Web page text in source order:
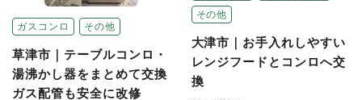
ガスコンロ その他
草津市｜テーブルコンロ・
湯沸かし器をまとめて交換
ガス配管も安全に改修
その他
大津市｜お手入れしやすい
レンジフードとコンロへ交
換